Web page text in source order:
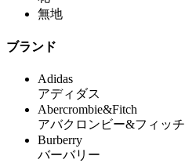
無地
ブランド
Adidas
アディダス
Abercrombie&Fitch
アバクロンビー&フィッチ
Burberry
バーバリー